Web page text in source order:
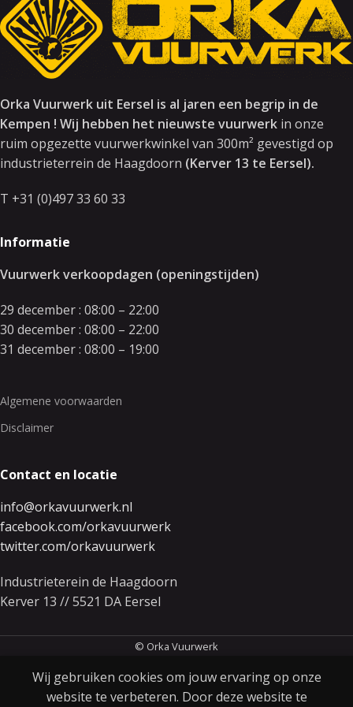
Orka Vuurwerk uit Eersel is al jaren een begrip in de
Kempen ! Wij hebben het nieuwste vuurwerk in onze
ruim opgezette vuurwerkwinkel van 300m² gevestigd op
industrieterrein de Haagdoorn (Kerver 13 te Eersel).
T +31 (0)497 33 60 33
Informatie
Vuurwerk verkoopdagen (openingstijden)
29 december : 08:00 – 22:00
30 december : 08:00 – 22:00
31 december : 08:00 – 19:00
Algemene voorwaarden
Disclaimer
Contact en locatie
info@orkavuurwerk.nl
facebook.com/orkavuurwerk
twitter.com/orkavuurwerk
Industrieterein de Haagdoorn
Kerver 13 // 5521 DA Eersel
© Orka Vuurwerk
Wij gebruiken cookies om jouw ervaring op onze
website te verbeteren. Door deze website te
0